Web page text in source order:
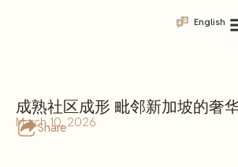
English
成熟社区成形 毗邻新加坡的奢
Share
March 10, 2026